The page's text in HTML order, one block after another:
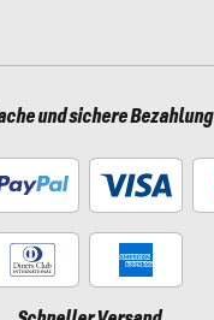
und sichere Bezahlung